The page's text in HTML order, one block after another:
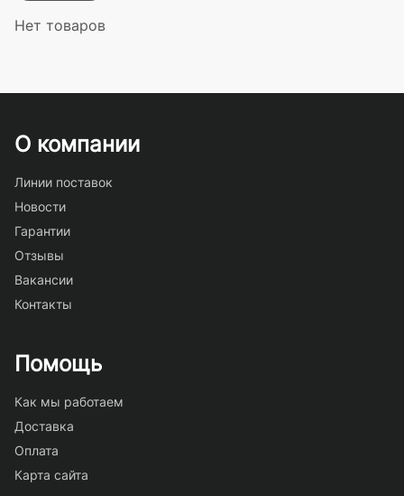
Нет товаров
О компании
Линии поставок
Новости
Гарантии
Отзывы
Вакансии
Контакты
Помощь
Как мы работаем
Доставка
Оплата
Карта сайта